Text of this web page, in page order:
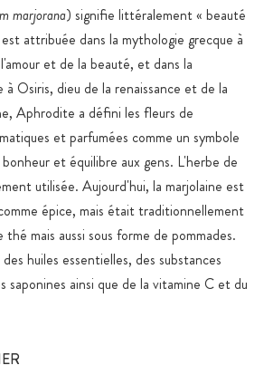
marjorana) signifie littéralement « beauté
attribuée dans la mythologie grecque à
et de la beauté, et dans la
Osiris, dieu de la renaissance et de la
Aphrodite a défini les fleurs de
et parfumées comme un symbole
et équilibre aux gens. L'herbe de
utilisée. Aujourd'hui, la marjolaine est
épice, mais était traditionnellement
mais aussi sous forme de pommades.
huiles essentielles, des substances
saponines ainsi que de la vitamine C et du